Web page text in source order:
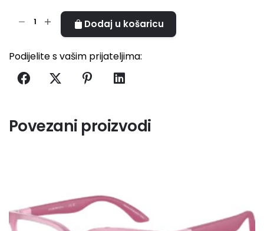
RB1641
Dodaj u košaricu
t
a
t
Podijelite s vašim prijateljima:
Povezani proizvodi